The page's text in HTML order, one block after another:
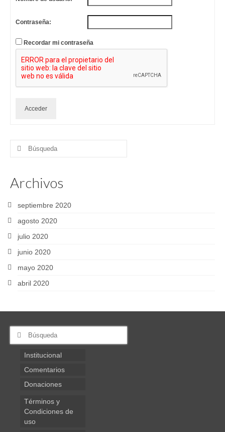
Contraseña:
Recordar mi contraseña
Acceder
Buscar
Archivos
septiembre 2020
agosto 2020
julio 2020
junio 2020
mayo 2020
abril 2020
Buscar
Institucional
Comentarios
Donaciones
Términos y
Condiciones de
uso